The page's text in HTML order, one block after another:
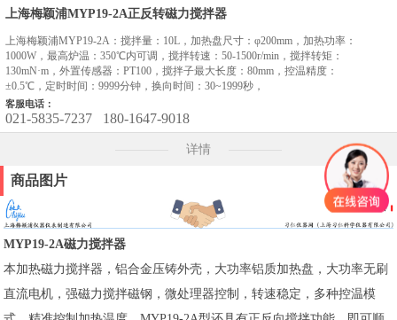
上海梅颖浦MYP19-2A正反转磁力搅拌器
上海梅颖浦MYP19-2A：搅拌量：10L，加热盘尺寸：φ200mm，加热功率：
1000W，最高炉温：350℃内可调，搅拌转速：50-1500r/min，搅拌转矩：
130mN·m，外置传感器：PT100，搅拌子最大长度：80mm，控温精度：
±0.5℃，定时时间：9999分钟，换向时间：30~1999秒，
客服电话：
021-5835-7237 180-1647-9018
详情
商品图片
MYP19-2A磁力搅拌器
本加热磁力搅拌器，铝合金压铸外壳，大功率铝质加热盘，大功率无刷
直流电机，强磁力搅拌磁钢，微处理器控制，转速稳定，多种控温模